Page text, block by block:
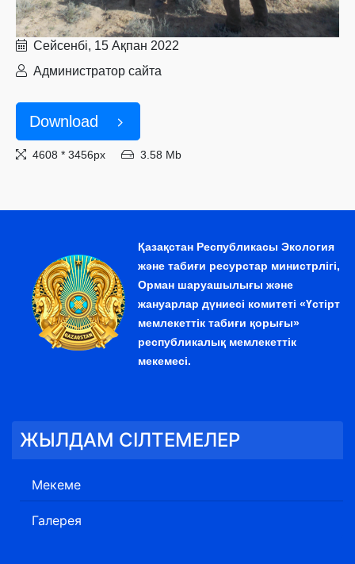
Сейсенбі, 15 Ақпан 2022
Администратор сайта
Download
4608 * 3456px 3.58 Mb
Қазақстан Республикасы Экология
және табиғи ресурстар министрлігі,
Орман шаруашылығы және
жануарлар дүниесі комитеті «Үстірт
мемлекеттік табиғи қорығы»
республикалық мемлекеттік
мекемесі.
ЖЫЛДАМ СІЛТЕМЕЛЕР
Мекеме
Галерея